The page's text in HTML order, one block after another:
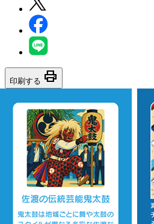
印刷する print